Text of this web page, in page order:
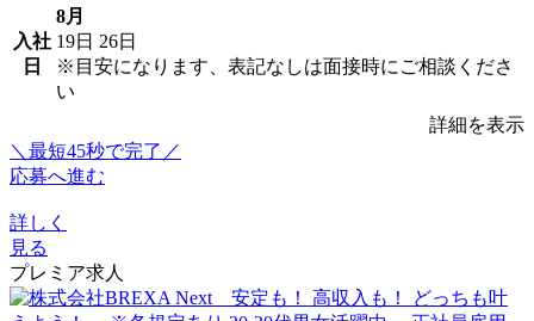
入社
日
8月
19日 26日
※目安になります、表記なしは面接時にご相談くださ
い
詳細を表示
＼最短45秒で完了／
応募へ進む
詳しく
見る
プレミア求人